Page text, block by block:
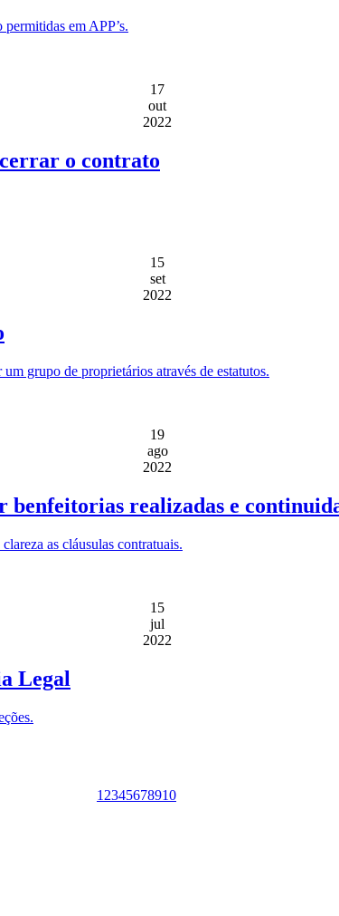
em APP’s.
17
out
2022
o contrato
15
set
2022
grupo de proprietários através de estatutos.
19
ago
2022
realizadas e
as cláusulas contratuais.
15
jul
2022
Legal
1 2345678910